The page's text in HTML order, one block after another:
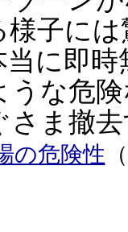
様子に
当に即
うな危
さま撤
の危険性